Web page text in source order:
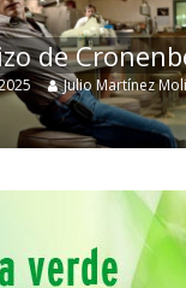
Nuestra
de los
Julio Martínez Molina